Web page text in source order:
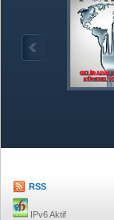
RSS
IPv6 Aktif